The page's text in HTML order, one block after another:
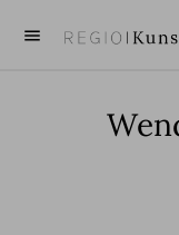
menu
close
KUNST